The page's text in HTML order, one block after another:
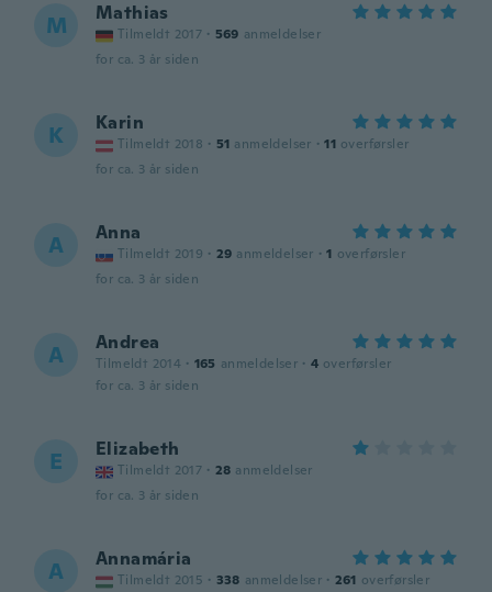
M Mathias
Tilmeldt 2017 · 569 anmeldelser
for ca. 3 år siden
K Karin
Tilmeldt 2018 · 51 anmeldelser · 11 overførsler
for ca. 3 år siden
A Anna
Tilmeldt 2019 · 29 anmeldelser · 1 overførsler
for ca. 3 år siden
A Andrea
Tilmeldt 2014 · 165 anmeldelser · 4 overførsler
for ca. 3 år siden
E Elizabeth
Tilmeldt 2017 · 28 anmeldelser
for ca. 3 år siden
A Annamária
Tilmeldt 2015 · 338 anmeldelser · 261 overførsler